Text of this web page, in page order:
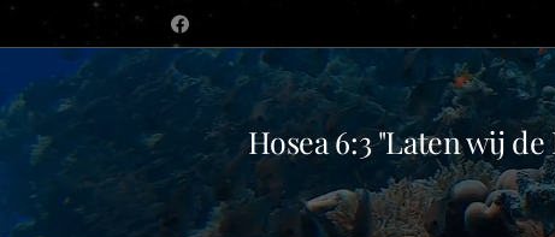
Hosea 6:3 "Laten wij